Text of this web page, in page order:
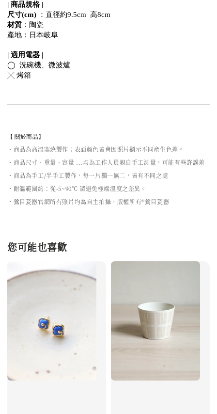
| 商品規格 |
尺寸(cm) ：直徑約9.5cm  高8cm
材質 ：陶瓷
產地：日本岐阜
| 適用電器 |
◯  洗碗機、微波爐
╳ 烤箱
【 關於商品】
・商品為高溫窯燒製作；表面顏色皆會因照片顯示不同產生色差。
・商品尺寸、重量、容量 ...均為工作人員親自手工測量，可能有些許誤差
・商品為手工/半手工製作，每一片獨一無二，皆有不同之處
・耐溫範圍約：從-5~90℃ 請避免極端溫度之差異。
・鶯目瓷器官網所有照片均為自主拍攝，版權所有®鶯目瓷器
您可能也喜歡